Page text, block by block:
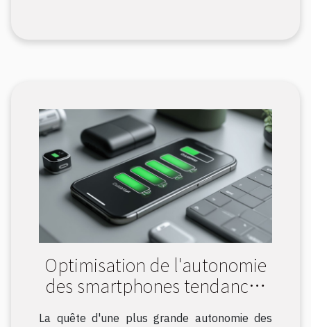
Optimisation de l'autonomie
des smartphones tendances
La quête d'une plus grande autonomie des